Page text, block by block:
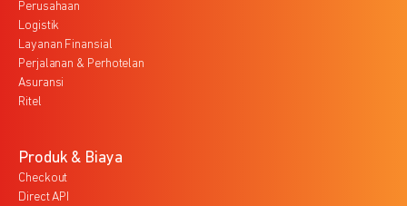
Perusahaan
Logistik
Layanan Finansial
Perjalanan & Perhotelan
Asuransi
Ritel
Produk & Biaya
Checkout
Direct API